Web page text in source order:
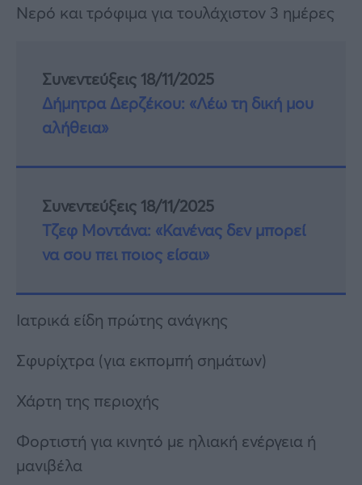
Νερό και τρόφιμα για τουλάχιστον 3 ημέρες
Συνεντεύξεις 18/11/2025
Δήμητρα Δερζέκου: «Λέω τη δική μου
αλήθεια»
Συνεντεύξεις 18/11/2025
Τζεφ Μοντάνα: «Κανένας δεν μπορεί
να σου πει ποιος είσαι»
Ιατρικά είδη πρώτης ανάγκης
Σφυρίχτρα (για εκπομπή σημάτων)
Χάρτη της περιοχής
Φορτιστή για κινητό με ηλιακή ενέργεια ή
μανιβέλα